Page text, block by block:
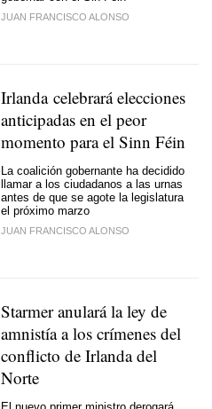
JUAN FRANCISCO ALONSO
Irlanda celebrará elecciones
anticipadas en el peor
momento para el Sinn Féin
La coalición gobernante ha decidido
llamar a los ciudadanos a las urnas
antes de que se agote la legislatura
el próximo marzo
JUAN FRANCISCO ALONSO
Starmer anulará la ley de
amnistía a los crímenes del
conflicto de Irlanda del
Norte
El nuevo primer ministro derogará